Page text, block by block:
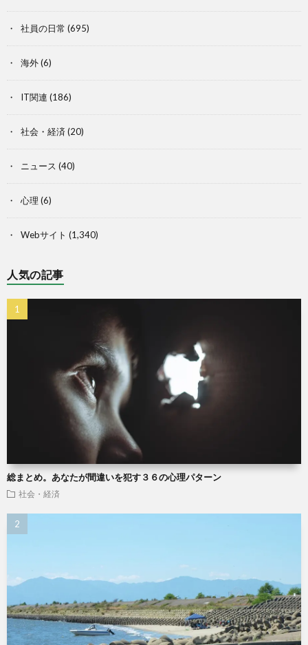
社員の日常 (695)
海外(6)
IT関連 (186)
社会・経済 (20)
ニュース (40)
心理 (6)
Webサイト (1,340)
人気の記事
総まとめ。あなたが間違いを犯す３６の心理パターン
社会・経済